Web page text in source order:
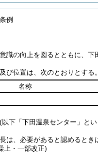
例
識の向上を図るとともに、
び位置は、次のとおりとする。
名称
(以下「下田温泉センター」と
は、必要があると認めるとき
上・一部改正)